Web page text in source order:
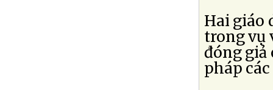
Hai giáo
trong vụ
đóng giả
pháp các